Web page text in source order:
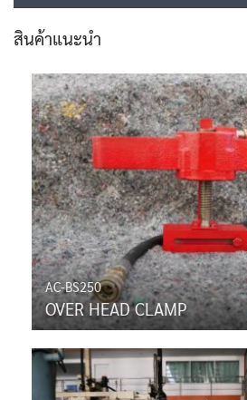
สินค้าแนะนำ
AC-BS250
OVER HEAD CLAMP